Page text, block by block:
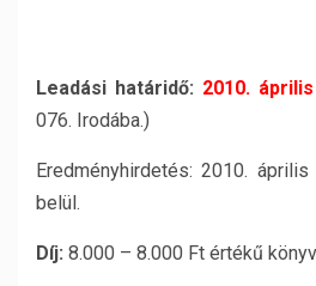
Leadási határidő: 2010.
076. Irodába.)
Eredményhirdetés: 2010.
belül.
Díj: 8.000 – 8.000 Ft értékű